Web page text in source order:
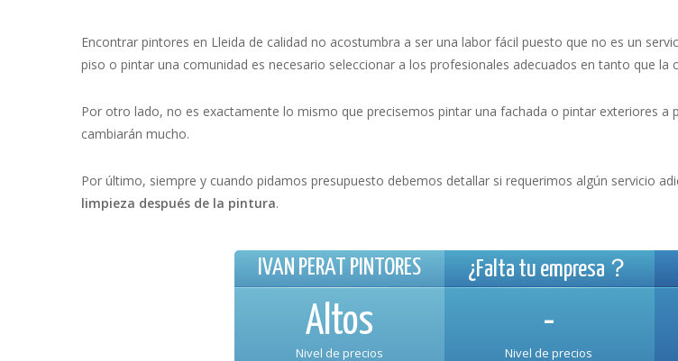
Encontrar pintores en Lleida de calidad no acostumbra a ser una labor fácil puesto que no es un
piso o pintar una comunidad es necesario seleccionar a los profesionales adecuados en tanto que
Por otro lado, no es exactamente lo mismo que precisemos pintar una fachada o pintar exteriores
cambiarán mucho.
Por último, siempre y cuando pidamos presupuesto debemos detallar si requerimos algún servicio
limpieza después de la pintura.
IVAN PERAT PINTORES
Altos
Nivel de precios
¿Falta tu empresa？
-
Nivel de precios